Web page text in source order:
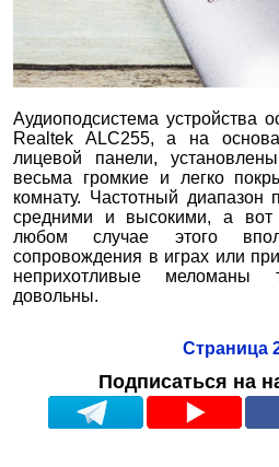
Аудиоподсистема устройства
Realtek ALC255, а на
лицевой панели,
весьма громкие и легко
комнату. Частотный диапазон
средними и высокими, а вот
любом случае этого
сопровождения в играх или
неприхотливые
довольны.
Страница
Подписаться на